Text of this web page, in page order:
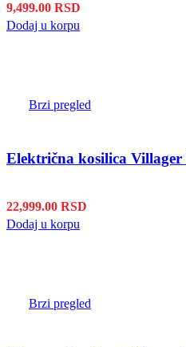
9,499.00 RSD
Dodaj u korpu
Brzi pregled
Električna kosilica
22,999.00 RSD
Dodaj u korpu
Brzi pregled